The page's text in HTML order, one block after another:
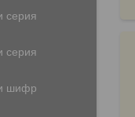
серия
серия
шифр